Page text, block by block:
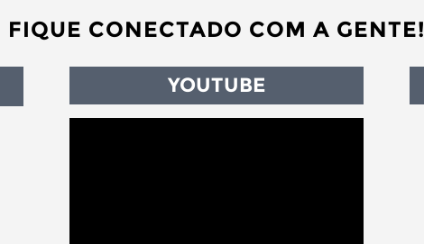
FIQUE CONECTADO COM A GENTE!
YOUTUBE